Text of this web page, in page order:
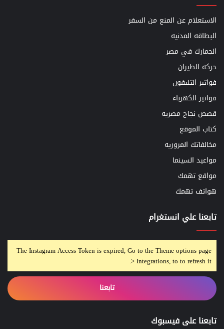
الاستعلام عن المنع من السفر
البطاقه المدنيه
الجمارك في مصر
حركه الطيران
فواتير التليفون
فواتير الكهرباء
قصص نجاح مصريه
كتاب الموقع
مخالفاتك المروريه
مواعيد السينما
مواقع تهمك
هواتف تهمك
تابعنا علي انستغرام
The Instagram Access Token is expired, Go to the Theme options page
> Integrations, to to refresh it.
تابعنا
تابعنا على فيسبوك